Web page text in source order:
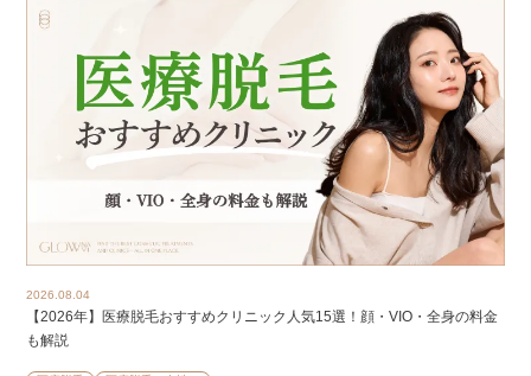
2026.08.04
【2026年】医療脱毛おすすめクリニック人気15選！顔・VIO・全身の料金
も解説